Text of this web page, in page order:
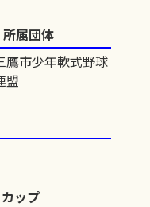
所属団体
鷹市少年軟式野球
盟
ップ